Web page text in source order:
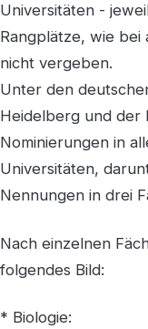
Universitäten -
Rangplätze, wie
nicht vergeben.
Unter den
Heidelberg und der
Nominierungen in
Universitäten,
Nennungen in drei
Nach einzelnen
folgendes Bild:
* Biologie: